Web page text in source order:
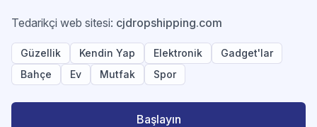
Tedarikçi web sitesi: cjdropshipping.com
Güzellik Kendin Yap Elektronik
Gadget'lar
Bahçe
Ev Mutfak Spor
Başlayın